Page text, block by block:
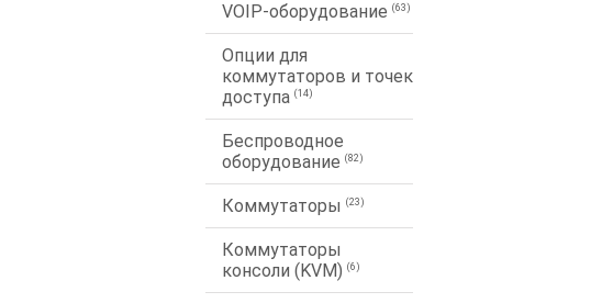
VOIP-оборудование (63)
Опции для
коммутаторов и точек
доступа (14)
Беспроводное
оборудование (82)
Коммутаторы (23)
Коммутаторы
консоли (KVM) (6)